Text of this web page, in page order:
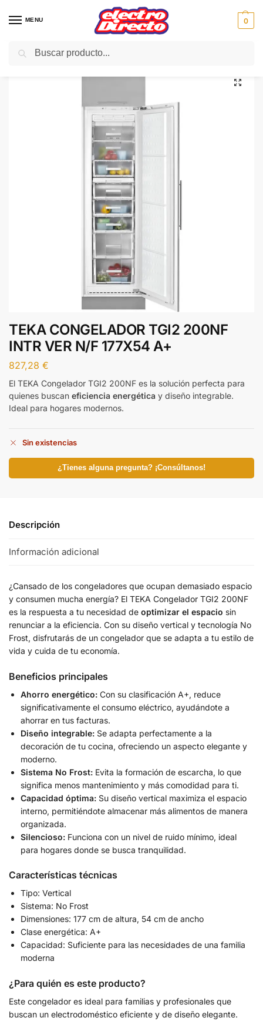
MENU 0
Inicio Gama blanca Congeladores
TEKA CONGELADOR TGI2 200NF
INTR VER N/F 177X54 A+
827,28 €
El TEKA Congelador TGI2 200NF es la solución perfecta para
quienes buscan eficiencia energética y diseño integrable.
Ideal para hogares modernos.
Sin existencias
¿Tienes alguna pregunta? ¡Consúltanos!
Descripción
Información adicional
¿Cansado de los congeladores que ocupan demasiado espacio
y consumen mucha energía? El TEKA Congelador TGI2 200NF
es la respuesta a tu necesidad de optimizar el espacio sin
renunciar a la eficiencia. Con su diseño vertical y tecnología No
Frost, disfrutarás de un congelador que se adapta a tu estilo de
vida y cuida de tu economía.
Beneficios principales
Ahorro energético: Con su clasificación A+, reduce
significativamente el consumo eléctrico, ayudándote a
ahorrar en tus facturas.
Diseño integrable: Se adapta perfectamente a la
decoración de tu cocina, ofreciendo un aspecto elegante y
moderno.
Sistema No Frost: Evita la formación de escarcha, lo que
significa menos mantenimiento y más comodidad para ti.
Capacidad óptima: Su diseño vertical maximiza el espacio
interno, permitiéndote almacenar más alimentos de manera
organizada.
Silencioso: Funciona con un nivel de ruido mínimo, ideal
para hogares donde se busca tranquilidad.
Características técnicas
Tipo: Vertical
Sistema: No Frost
Dimensiones: 177 cm de altura, 54 cm de ancho
Clase energética: A+
Capacidad: Suficiente para las necesidades de una familia
moderna
¿Para quién es este producto?
Este congelador es ideal para familias y profesionales que
buscan un electrodoméstico eficiente y de diseño elegante.